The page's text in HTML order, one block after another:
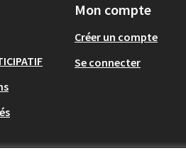
Mon compte
Créer un compte
Se connecter